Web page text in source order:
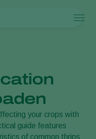
your crops with
guide features
of common thrips